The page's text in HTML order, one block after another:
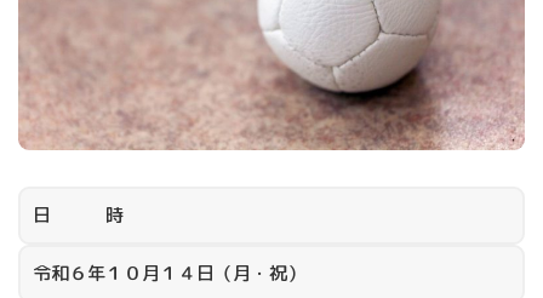
日 時
令和６年１０月１４日（月・祝）